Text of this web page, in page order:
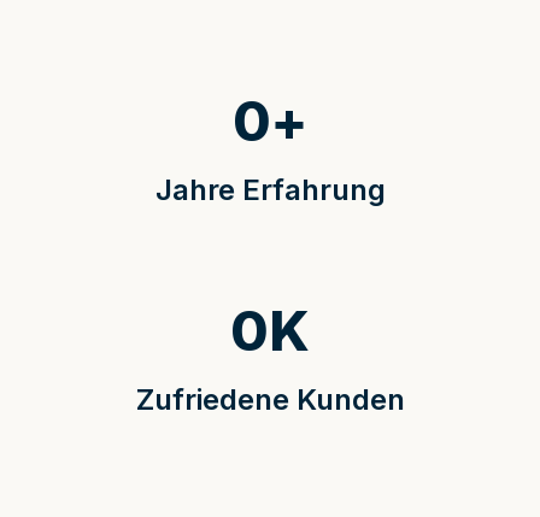
Jahre Erfahrung
0+
Zufriedene Kunden
0K